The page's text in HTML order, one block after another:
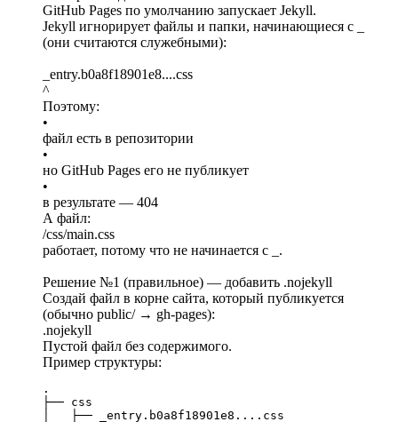
GitHub Pages по умолчанию запускает Jekyll.
Jekyll игнорирует файлы и папки, начинающиеся с _
(они считаются служебными):
_entry.b0a8f18901e8....css
^
Поэтому:
•
файл есть в репозитории
•
но GitHub Pages его не публикует
•
в результате — 404
А файл:
/css/main.css
работает, потому что не начинается с _.
Решение №1 (правильное) — добавить .nojekyll
Создай файл в корне сайта, который публикуется
(обычно public/ → gh-pages):
.nojekyll
Пустой файл без содержимого.
Пример структуры:
.
├── css
│   ├── _entry.b0a8f18901e8....css